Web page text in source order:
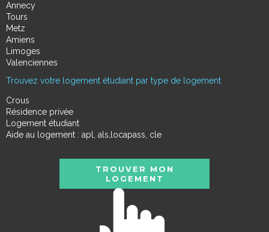
Annecy
Tours
Metz
Amiens
Limoges
Valenciennes
Trouvez votre logement étudiant par type de logement
Crous
Résidence privée
Logement étudiant
Aide au logement : apl, als,locapass, cle
TROUVER MON
LOGEMENT